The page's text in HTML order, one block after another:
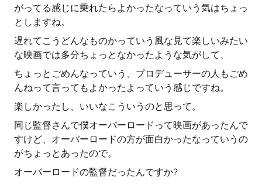
がってる感じに乗れたらよかったなっていう気はちょっ
としますね。
遅れてこうどんなものかっていう風な見て楽しいみたい
な映画では多分ちょっとなかったような気がして、
ちょっとごめんなっていう、プロデューサーの人もごめ
んねって言ってもよかったよっていう感じですね。
楽しかったし、いいなこういうのと思って。
同じ監督さんで僕オーバーロードって映画があったんで
すけど、オーバーロードの方が面白かったなっていうの
がちょっとあったので。
オーバーロードの監督だったんですか?